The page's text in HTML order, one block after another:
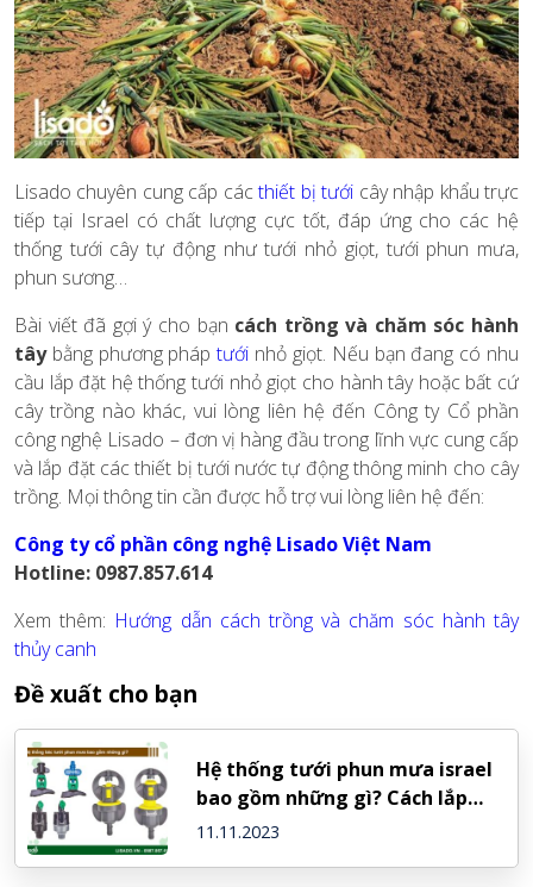
Lisado chuyên cung cấp cácthiết bị tưới cây nhập khẩu trực
tiếp tại Israel có chất lượng cực tốt, đáp ứng cho các hệ
thống tưới cây tự động như tưới nhỏ giọt, tưới phun mưa,
phun sương…
Bài viết đã gợi ý cho bạn cách trồng và chăm sóc hành
tâybằng phương pháp tưới nhỏ giọt. Nếu bạn đang có nhu
cầu lắp đặt hệ thống tưới nhỏ giọt cho hành tây hoặc bất cứ
cây trồng nào khác, vui lòng liên hệ đến Công ty Cổ phần
công nghệ Lisado – đơn vị hàng đầu trong lĩnh vực cung cấp
và lắp đặt các thiết bị tưới nước tự động thông minh cho cây
trồng. Mọi thông tin cần được hỗ trợ vui lòng liên hệ đến:
Công ty cổ phần công nghệ Lisado Việt Nam
Hotline: 0987.857.614
Xem thêm: Hướng dẫn cách trồng và chăm sóc hành tây
thủy canh
Đề xuất cho bạn
Hệ thống tưới phun mưa israel
bao gồm những gì? Cách lắp
đặt?
11.11.2023